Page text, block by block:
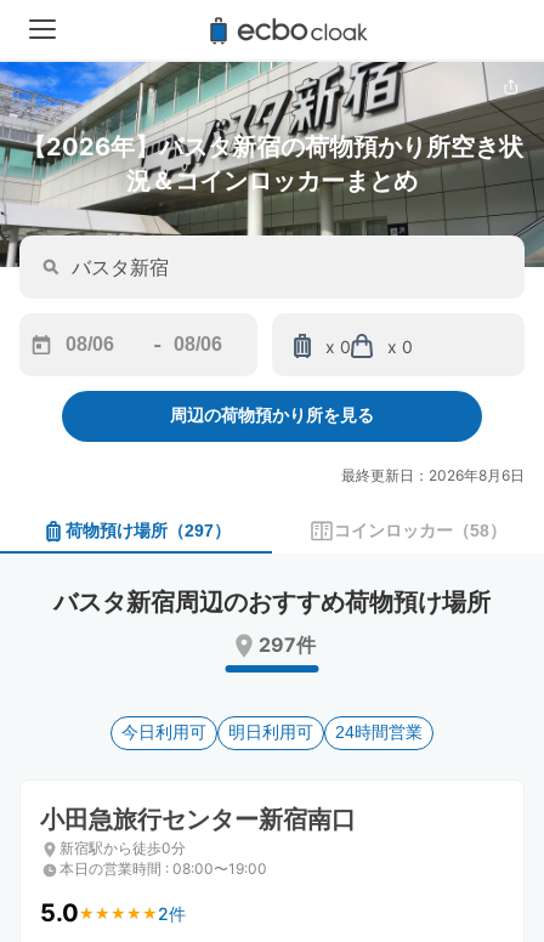
【2026年】バスタ新宿の荷物預かり所空き状
況＆コインロッカーまとめ
forward
interact
calendar
and
a
date.
the
keyboard
shortcuts
for
changing
dates.
-
backward
to
interact
and
a
date.
mark
key
the
keyboard
shortcuts
for
changing
dates.
x 0 x 0
周辺の荷物預かり所を見る
最終更新日：2026年8月6日
荷物預け場所 （297） コインロッカー （58）
バスタ新宿周辺のおすすめ荷物預け場所
297件
今日利用可 明日利用可 24時間営業
小田急旅行センター新宿南口
新宿駅から徒歩0分
本日の営業時間 : 08:00〜19:00
5.0★ ★ ★ ★ ★
★ ★ ★ ★ ★ 2件